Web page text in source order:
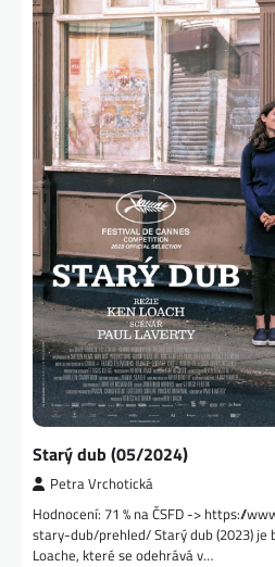
Starý dub (05/2024)
Petra Vrchotická
Hodnocení: 71 % na ČSFD -> https://
stary-dub/prehled/ Starý dub (2023) je
Loache, které se odehrává v…